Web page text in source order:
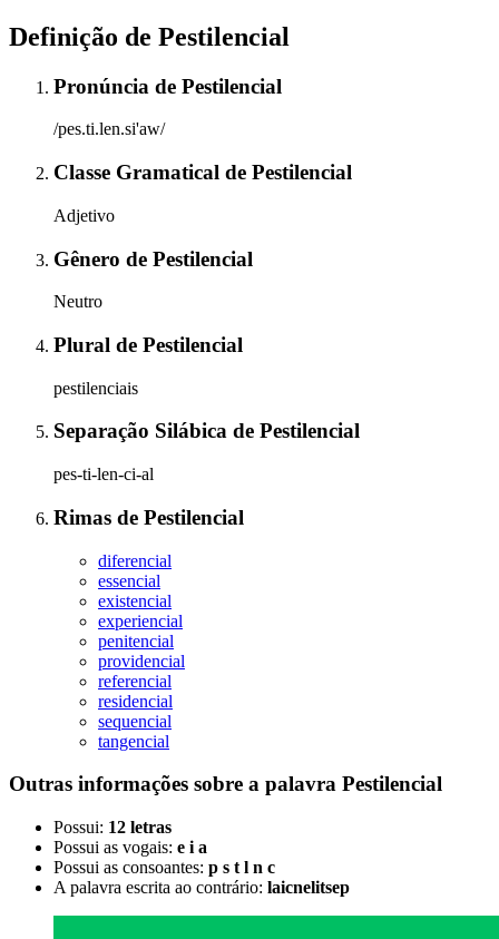
Definição de Pestilencial
Pronúncia de Pestilencial
/pes.ti.len.si'aw/
Classe Gramatical de Pestilencial
Adjetivo
Gênero de Pestilencial
Neutro
Plural de Pestilencial
pestilenciais
Separação Silábica de Pestilencial
pes-ti-len-ci-al
Rimas de Pestilencial
diferencial
essencial
existencial
experiencial
penitencial
providencial
referencial
residencial
sequencial
tangencial
Outras informações sobre a palavra Pestilencial
Possui: 12 letras
Possui as vogais: e i a
Possui as consoantes: p s t l n c
A palavra escrita ao contrário: laicnelitsep